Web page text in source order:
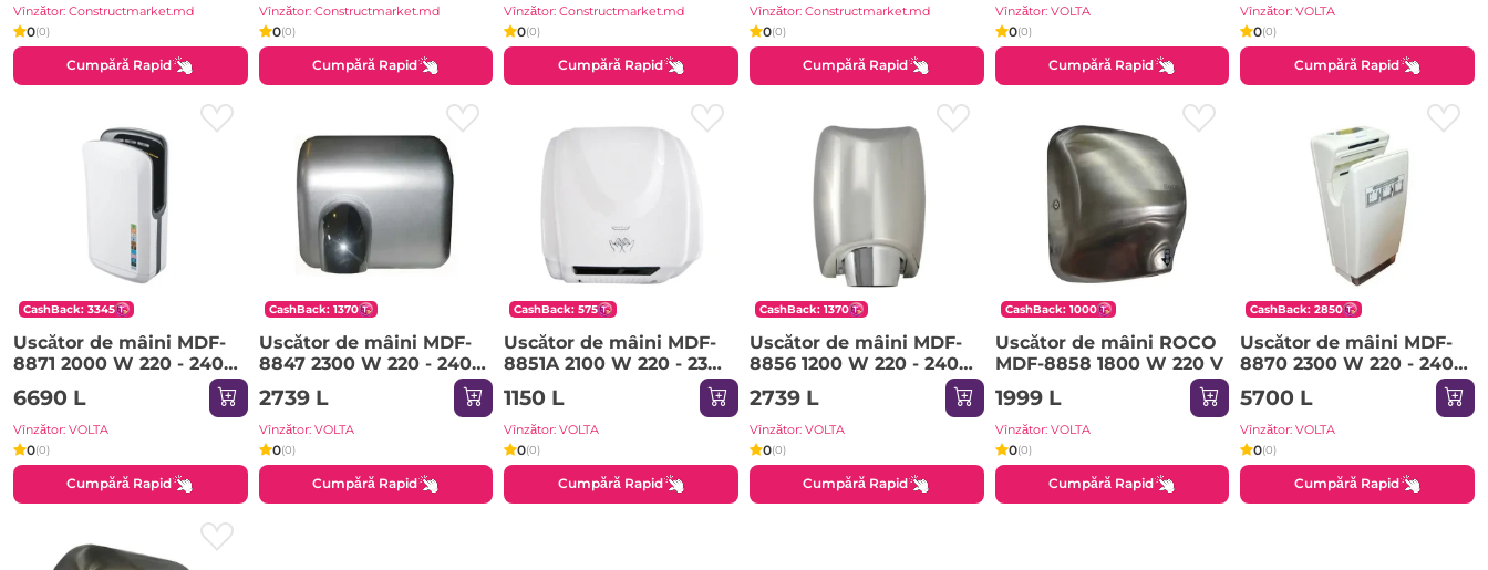
Vînzător: Constructmarket.md
0(0)
Cumpără Rapid
Vînzător: Constructmarket.md
0(0)
Cumpără Rapid
Vînzător: Constructmarket.md
0(0)
Cumpără Rapid
Vînzător: Constructmarket.md
0(0)
Cumpără Rapid
Vînzător: VOLTA
0(0)
Cumpără Rapid
Vînzător: VOLTA
0(0)
Cumpără Rapid
CashBack: 3345
Uscător de mâini MDF-
8871 2000 W 220 - 240
V ROCO
6690 L
Vînzător: VOLTA
0(0)
Cumpără Rapid
CashBack: 1370
Uscător de mâini MDF-
8847 2300 W 220 - 240
V ROCO
2739 L
Vînzător: VOLTA
0(0)
Cumpără Rapid
CashBack: 575
Uscător de mâini MDF-
8851A 2100 W 220 - 230
V ROCO
1150 L
Vînzător: VOLTA
0(0)
Cumpără Rapid
CashBack: 1370
Uscător de mâini MDF-
8856 1200 W 220 - 240 V
ROCO
2739 L
Vînzător: VOLTA
0(0)
Cumpără Rapid
CashBack: 1000
Uscător de mâini ROCO
MDF-8858 1800 W 220 V
1999 L
Vînzător: VOLTA
0(0)
Cumpără Rapid
CashBack: 2850
Uscător de mâini MDF-
8870 2300 W 220 - 240
V ROCO
5700 L
Vînzător: VOLTA
0(0)
Cumpără Rapid